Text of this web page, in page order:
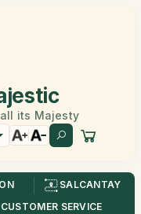
its Majesty
SALCANTAY
CUSTOMER SERVICE